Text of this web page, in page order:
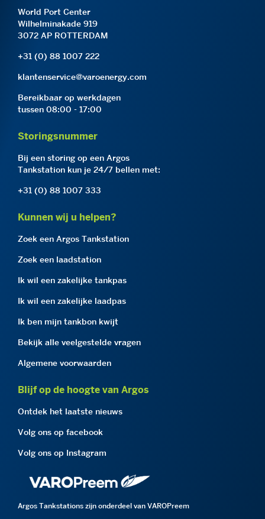
World Port Center
Wilhelminakade 919
3072 AP ROTTERDAM
+31 (0) 88 1007 222
klantenservice@varoenergy.com
Bereikbaar op werkdagen
tussen 08:00 - 17:00
Storingsnummer
Bij een storing op een Argos
Tankstation kun je 24/7 bellen met:
+31 (0) 88 1007 333
Kunnen wij u helpen?
Zoek een Argos Tankstation
Zoek een laadstation
Ik wil een zakelijke tankpas
Ik wil een zakelijke laadpas
Ik ben mijn tankbon kwijt
Bekijk alle veelgestelde vragen
Algemene voorwaarden
Blijf op de hoogte van Argos
Ontdek het laatste nieuws
Volg ons op facebook
Volg ons op Instagram
Argos Tankstations zijn onderdeel van VAROPreem